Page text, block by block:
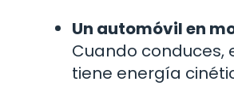
Un automóvil en
Cuando conduces,
tiene energía